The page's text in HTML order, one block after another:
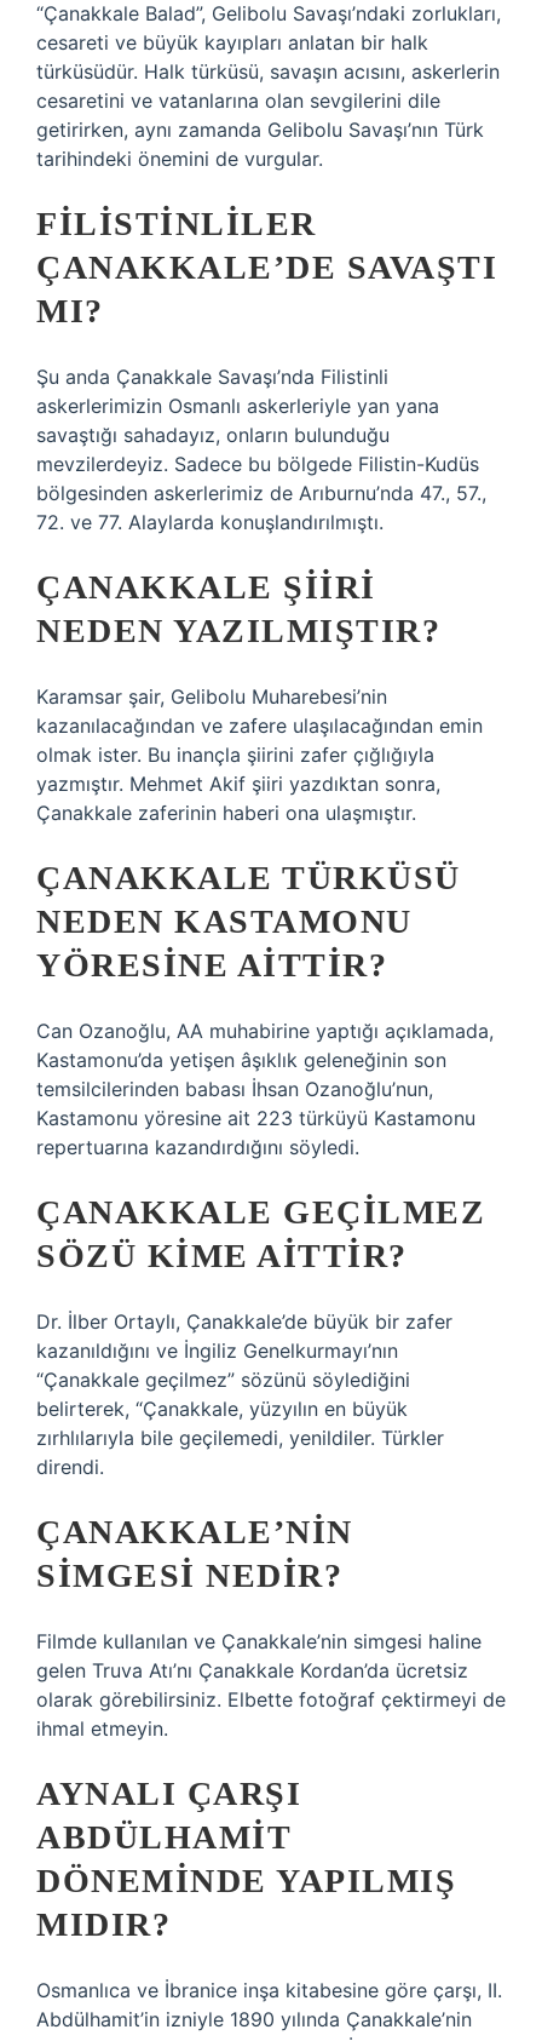
“Çanakkale Balad”, Gelibolu Savaşı’ndaki zorlukları,
cesareti ve büyük kayıpları anlatan bir halk
türküsüdür. Halk türküsü, savaşın acısını, askerlerin
cesaretini ve vatanlarına olan sevgilerini dile
getirirken, aynı zamanda Gelibolu Savaşı’nın Türk
tarihindeki önemini de vurgular.
FILISTINLILER
ÇANAKKALE’DE SAVAŞTI
MI?
Şu anda Çanakkale Savaşı’nda Filistinli
askerlerimizin Osmanlı askerleriyle yan yana
savaştığı sahadayız, onların bulunduğu
mevzilerdeyiz. Sadece bu bölgede Filistin-Kudüs
bölgesinden askerlerimiz de Arıburnu’nda 47., 57.,
72. ve 77. Alaylarda konuşlandırılmıştı.
ÇANAKKALE ŞIIRI
NEDEN YAZILMIŞTIR?
Karamsar şair, Gelibolu Muharebesi’nin
kazanılacağından ve zafere ulaşılacağından emin
olmak ister. Bu inançla şiirini zafer çığlığıyla
yazmıştır. Mehmet Akif şiiri yazdıktan sonra,
Çanakkale zaferinin haberi ona ulaşmıştır.
ÇANAKKALE TÜRKÜSÜ
NEDEN KASTAMONU
YÖRESINE AITTIR?
Can Ozanoğlu, AA muhabirine yaptığı açıklamada,
Kastamonu’da yetişen âşıklık geleneğinin son
temsilcilerinden babası İhsan Ozanoğlu’nun,
Kastamonu yöresine ait 223 türküyü Kastamonu
repertuarına kazandırdığını söyledi.
ÇANAKKALE GEÇILMEZ
SÖZÜ KIME AITTIR?
Dr. İlber Ortaylı, Çanakkale’de büyük bir zafer
kazanıldığını ve İngiliz Genelkurmayı’nın
“Çanakkale geçilmez” sözünü söylediğini
belirterek, “Çanakkale, yüzyılın en büyük
zırhlılarıyla bile geçilemedi, yenildiler. Türkler
direndi.
ÇANAKKALE’NIN
SIMGESI NEDIR?
Filmde kullanılan ve Çanakkale’nin simgesi haline
gelen Truva Atı’nı Çanakkale Kordan’da ücretsiz
olarak görebilirsiniz. Elbette fotoğraf çektirmeyi de
ihmal etmeyin.
AYNALI ÇARŞI
ABDÜLHAMIT
DÖNEMINDE YAPILMIŞ
MIDIR?
Osmanlıca ve İbranice inşa kitabesine göre çarşı, II.
Abdülhamit’in izniyle 1890 yılında Çanakkale’nin